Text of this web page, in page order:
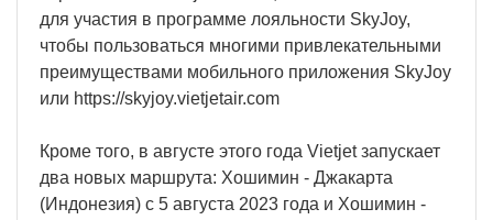
для участия в программе лояльности SkyJoy,
чтобы пользоваться многими привлекательными
преимуществами мобильного приложения SkyJoy
или https://skyjoy.vietjetair.com
Кроме того, в августе этого года Vietjet запускает
два новых маршрута: Хошимин - Джакарта
(Индонезия) с 5 августа 2023 года и Хошимин -